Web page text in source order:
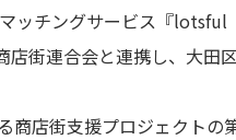
ッチングサービス『lotsful
街連合会と連携し、大田
店街支援プロジェクトの